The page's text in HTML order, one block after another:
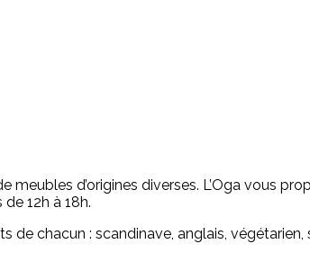
d’origines diverses. L’Oga vous
12h à 18h.
chacun : scandinave, anglais,